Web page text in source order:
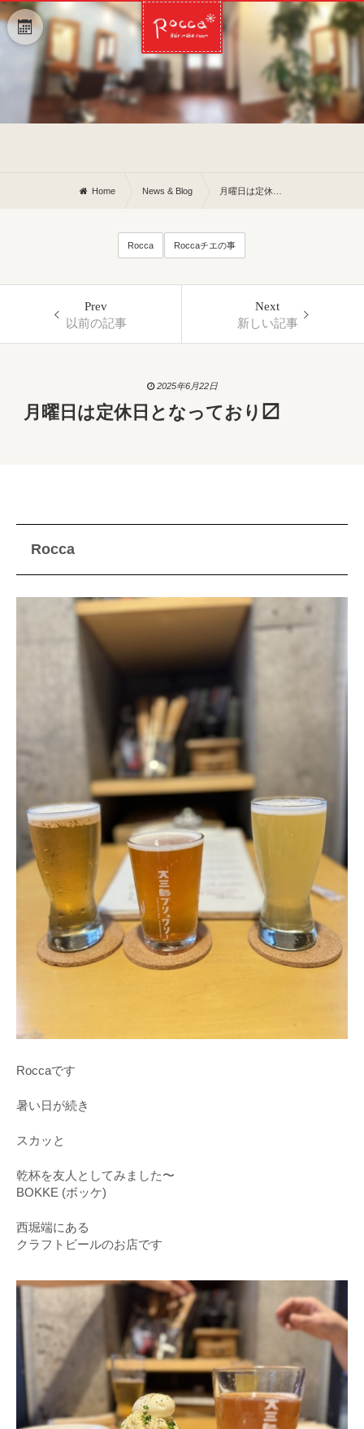
Home News & Blog 月曜日は定休日となっており〼
Rocca Roccaチエの事
Prev
以前の記事
Next
新しい記事
2025年6月22日
月曜日は定休日となっており〼
Rocca
Roccaです
暑い日が続き
スカッと
乾杯を友人としてみました〜
BOKKE (ボッケ)
西堀端にある
クラフトビールのお店です